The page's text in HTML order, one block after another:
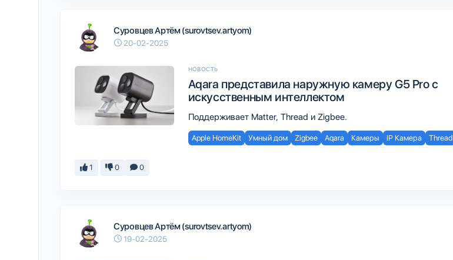
Суровцев Артём (surovtsev.artyom)
20-02-2025
НОВОСТЬ
Aqara представила наружную камеру G5 Pro с
искусственным интеллектом
Поддерживает Matter, Thread и Zigbee.
Apple HomeKit Умный дом Zigbee Aqara Камеры IP Камера Thread
1 0 0
Суровцев Артём (surovtsev.artyom)
19-02-2025